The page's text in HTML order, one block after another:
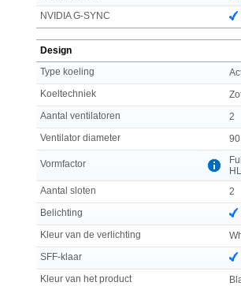
NVIDIA G-SYNC
Design
Type koeling
Koeltechniek
Aantal ventilatoren
2
Ventilator diameter
Vormfactor
HL
Aantal sloten
2
Belichting
Kleur van de verlichting
SFF-klaar
Kleur van het product